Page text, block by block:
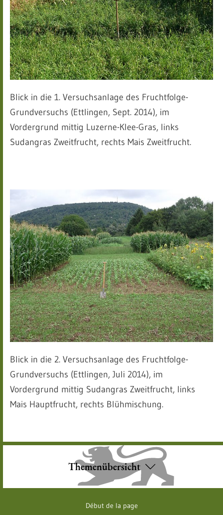
Blick in die 1. Versuchsanlage des Fruchtfolge-
Grundversuchs (Ettlingen, Sept. 2014), im
Vordergrund mittig Luzerne-Klee-Gras, links
Sudangras Zweitfrucht, rechts Mais Zweitfrucht.
Blick in die 2. Versuchsanlage des Fruchtfolge-
Grundversuchs (Ettlingen, Juli 2014), im
Vordergrund mittig Sudangras Zweitfrucht, links
Mais Hauptfrucht, rechts Blühmischung.
Themenübersicht
Début de la page